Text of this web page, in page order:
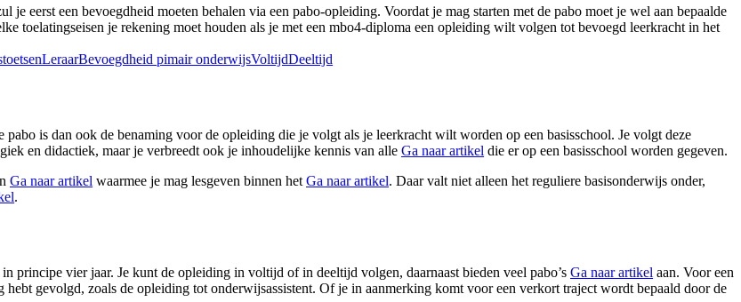
eerst een bevoegdheid moeten behalen via een pabo-opleiding. Voordat je mag starten met de pabo moet je wel aan bepaalde
toelatingseisen je rekening moet houden als je met een mbo4-diploma een opleiding wilt volgen tot bevoegd leerkracht in het
LeraarBevoegdheid pimair onderwijsVoltijdDeeltijd
pabo is dan ook de benaming voor de opleiding die je volgt als je leerkracht wilt worden op een basisschool. Je volgt deze
en didactiek, maar je verbreedt ook je inhoudelijke kennis van alle Ga naar artikel die er op een basisschool worden gegeven.
Ga naar artikel waarmee je mag lesgeven binnen het Ga naar artikel. Daar valt niet alleen het reguliere basisonderwijs onder,
.
principe vier jaar. Je kunt de opleiding in voltijd of in deeltijd volgen, daarnaast bieden veel pabo’s Ga naar artikel aan. Voor een
gevolgd, zoals de opleiding tot onderwijsassistent. Of je in aanmerking komt voor een verkort traject wordt bepaald door de